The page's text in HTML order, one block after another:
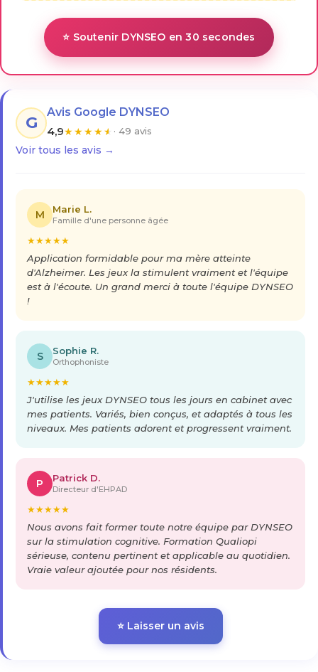
⭐ Soutenir DYNSEO en 30 secondes
G
Avis Google DYNSEO
4,9★★★★★ · 49 avis
Voir tous les avis →
M Marie L.
Famille d'une personne âgée
★★★★★
Application formidable pour ma mère atteinte
d'Alzheimer. Les jeux la stimulent vraiment et l'équipe
est à l'écoute. Un grand merci à toute l'équipe DYNSEO
!
S Sophie R.
Orthophoniste
★★★★★
J'utilise les jeux DYNSEO tous les jours en cabinet avec
mes patients. Variés, bien conçus, et adaptés à tous les
niveaux. Mes patients adorent et progressent vraiment.
P Patrick D.
Directeur d'EHPAD
★★★★★
Nous avons fait former toute notre équipe par DYNSEO
sur la stimulation cognitive. Formation Qualiopi
sérieuse, contenu pertinent et applicable au quotidien.
Vraie valeur ajoutée pour nos résidents.
⭐ Laisser un avis